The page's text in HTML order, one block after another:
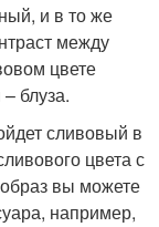
и в то же
между
цвете
блуза.
сливовый в
цвета с
вы можете
например,